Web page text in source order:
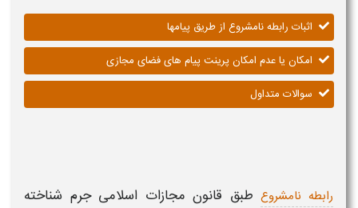
اثبات رابطه نامشروع از طریق پیامها
امکان یا عدم امکان پرینت پیام های فضای مجازی
سوالات متداول
رابطه نامشروعطبق قانون مجازات اسلامی جرم شناخته